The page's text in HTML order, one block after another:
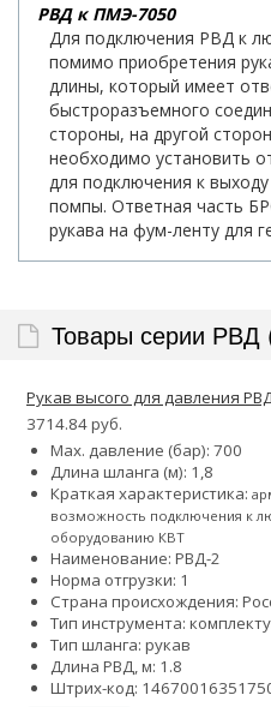
РВД к ПМЭ-7050
Для подключения РВД к
помимо приобретения
длины, который имеет
быстроразъемного
стороны, на другой
необходимо установить
для подключения к
помпы. Ответная часть
рукава на фум-ленту для
Товары серии РВД
Рукав высого для давления
3714.84 руб.
Max. давление (бар): 700
Длина шланга (м): 1,8
Краткая характеристика:
возможность подключения к
оборудованию КВТ
Наименование: РВД-2
Норма отгрузки: 1
Страна происхождения:
Тип инструмента:
Тип шланга: рукав
Длина РВД, м: 1.8
Штрих-код: